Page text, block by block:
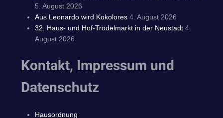
5. August 2026
Aus Leonardo wird Kokolores 4. August 2026
32. Haus- und Hof-Trödelmarkt in der Neustadt 4.
August 2026
Kontakt, Impressum und
Datenschutz
Hausordnung